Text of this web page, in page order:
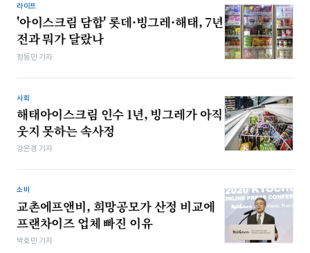
라이프
'아이스크림 담합' 롯데·빙그레·해태, 7년
전과 뭐가 달랐나
정동민 기자
사회
해태아이스크림 인수 1년, 빙그레가 아직
웃지 못하는 속사정
강은경 기자
소비
교촌에프앤비, 희망공모가 산정 비교에
프랜차이즈 업체 빠진 이유
박호민 기자